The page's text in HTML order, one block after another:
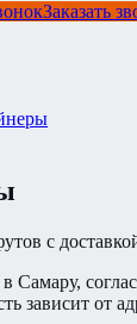
Заказать
с
Самару,
зависит от